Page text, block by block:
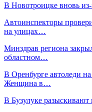
В Новотроицке вновь
Автоинспекторы
на улицах…
Минздрав региона
областном…
В Оренбурге автоледи
Женщина в…
В Бузулуке разыскивают